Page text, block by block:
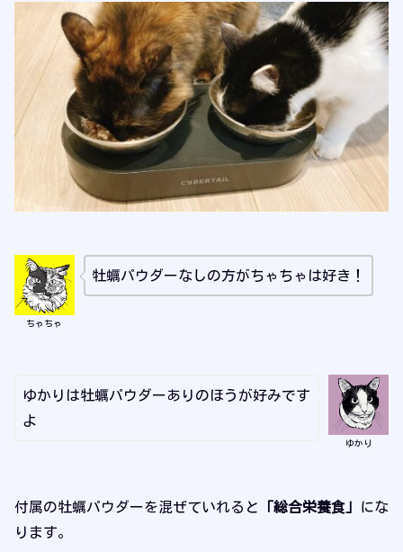
ちゃちゃ
牡蠣パウダーなしの方がちゃちゃは好き！
ゆかり
ゆかりは牡蠣パウダーありのほうが好みです
よ
付属の牡蠣パウダーを混ぜていれると 「総合栄養食」
にな
ります。